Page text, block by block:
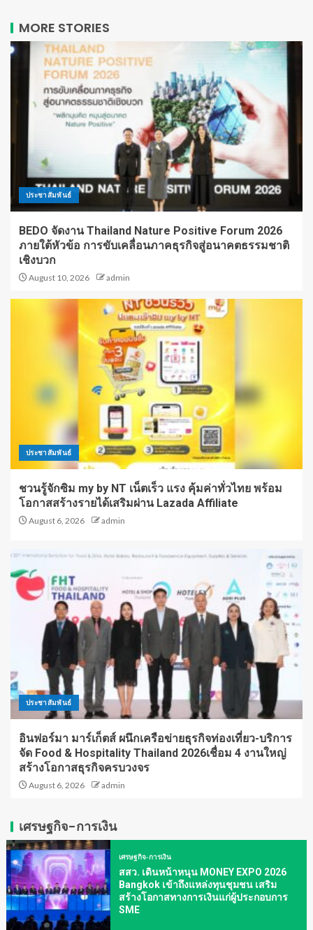
MORE STORIES
ประชาสัมพันธ์
BEDO จัดงาน Thailand Nature Positive Forum 2026
ภายใต้หัวข้อ การขับเคลื่อนภาคธุรกิจสู่อนาคตธรรมชาติ
เชิงบวก
August 10, 2026 admin
ประชาสัมพันธ์
ชวนรู้จักซิม my by NT เน็ตเร็ว แรง คุ้มค่าทั่วไทย พร้อม
โอกาสสร้างรายได้เสริมผ่าน Lazada Affiliate
August 6, 2026 admin
ประชาสัมพันธ์
อินฟอร์มา มาร์เก็ตส์ ผนึกเครือข่ายธุรกิจท่องเที่ยว-บริการ
จัด Food & Hospitality Thailand 2026เชื่อม 4 งานใหญ่
สร้างโอกาสธุรกิจครบวงจร
August 6, 2026 admin
เศรษฐกิจ-การเงิน
เศรษฐกิจ-การเงิน
สสว. เดินหน้าหนุน MONEY EXPO 2026
Bangkok เข้าถึงแหล่งทุนชุมชน เสริม
สร้างโอกาสทางการเงินแก่ผู้ประกอบการ
SME